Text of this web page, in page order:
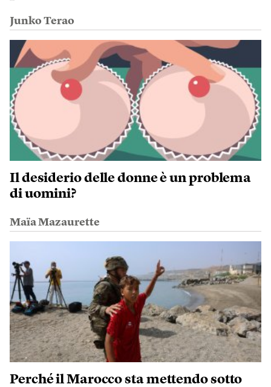
Junko Terao
Il desiderio delle donne è un problema
di uomini?
Maïa Mazaurette
Perché il Marocco sta mettendo sotto